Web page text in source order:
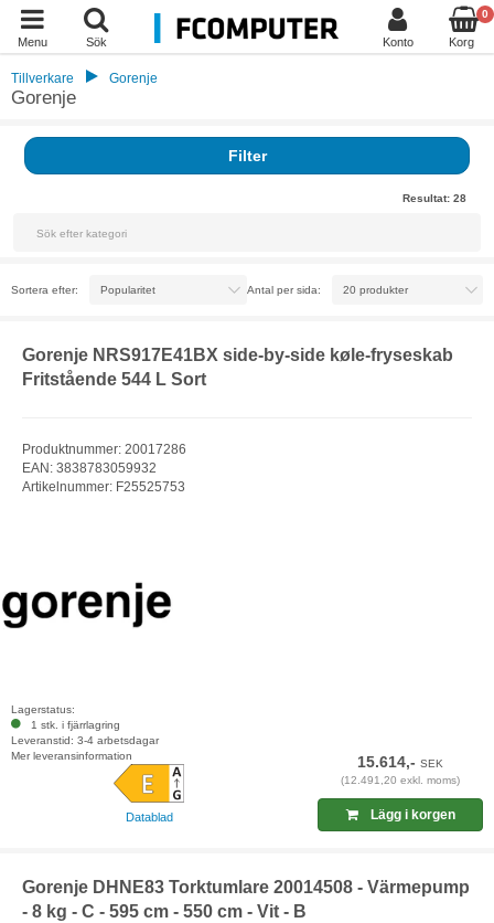
Menu Sök Konto
0
Korg
Tillverkare Gorenje
Gorenje
Filter
Resultat: 28
Sortera efter: Antal per sida:
Gorenje NRS917E41BX side-by-side køle-fryseskab
Fritstående 544 L Sort
Produktnummer: 20017286
EAN: 3838783059932
Artikelnummer: F25525753
Lagerstatus:
1 stk. i fjärrlagring
Leveranstid: 3-4 arbetsdagar
Mer leveransinformation
Datablad
15.614,-SEK
(12.491,20 exkl. moms)
Lägg i korgen
Gorenje DHNE83 Torktumlare 20014508 - Värmepump
- 8 kg - C - 595 cm - 550 cm - Vit - B